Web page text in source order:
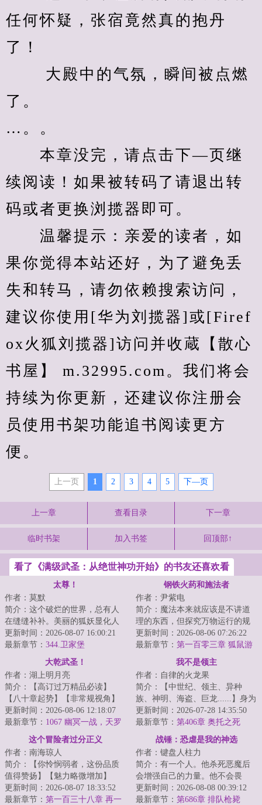
任何怀疑，张宿竟然真的抱丹
了！
大殿中的气氛，瞬间被点燃
了。
…。。
本章没完，请点击下—页继
续阅读！如果被转码了请退出转
码或者更换浏揽器即可。
温馨提示：亲爱的读者，如
果你觉得本站还好，为了避免丢
失和转马，请勿依赖搜索访问，
建议你使用[华为刘揽器]或[Firef
ox火狐刘揽器]访问并收蔵【散心
书屋】 m.32995.com。我们将会
持续为你更新，还建议你注册会
员使用书架功能追书阅读更方
便。
上一页 1 2 3 4 5 下—页
上一章 查看目录 下一章
临时书架 加入书签 回顶部↑
看了《满级武圣：从绝世神功开始》的书友还喜欢看
太尊！
作者：莫默
简介：这个破烂的世界，总有人
在缝缝补补。美丽的狐妖显化人
身，毛茸茸的尾巴在身后摇曳生
姿，望着少年：...
更新时间：2026-08-07 16:00:21
最新章节： 344.卫家堡
钢铁火药和施法者
作者：尹紫电
简介：魔法本来就应该是不讲道
理的东西，但探究万物运行的规
律却是人类的天性。这是一个量
产型魔法战工具...
更新时间：2026-08-06 07:26:22
最新章节： 第一百零三章 狐鼠游
戏（十三）
大乾武圣！
作者：湖上明月亮
简介：【高订过万精品必读】
【八十章起势】【非常规视角】
陈平安穿越数年，在便宜老爹临
死前的运作下，成...
更新时间：2026-08-06 12:18:07
最新章节： 1067 幽冥一战，天罗
我不是领主
作者：自律的火龙果
简介：【中世纪、领主、异种
族、神明、海盗、巨龙......】身为
马匪头子，林恩本没有改变这个
时代的义务。...
更新时间：2026-07-28 14:35:50
最新章节： 第406章 奥托之死
这个冒险者过分正义
作者：南海琼人
简介：【你怜悯弱者，这份品质
值得赞扬】【魅力略微增加】
【你不惧强权，这份品质值得赞
扬】【筋力略微增...
更新时间：2026-08-07 18:33:52
最新章节： 第一百三十八章 再一
战锤：恐虐是我的神选
作者：键盘人柱力
简介：有一个人。他杀死恶魔后
会增强自己的力量。他不会畏
惧，敢于挑战任何强敌。并且非
常强大，战斗风格...
更新时间：2026-08-08 00:39:12
最新章节： 第686章 排队枪毙